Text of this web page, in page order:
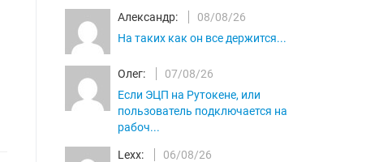
Александр:
08/08/26
На таких как он все держится...
Олег:
07/08/26
Если ЭЦП на Рутокене, или
пользователь подключается на
рабоч...
Lexx:
06/08/26